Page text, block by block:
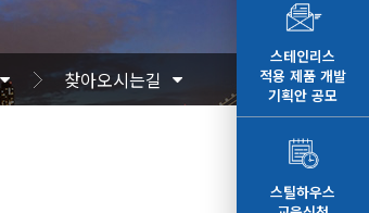
알림/자료
사진/영상
찾아오시는길
스테인리스
적용 제품 개발
기획안 공모
스틸하우스